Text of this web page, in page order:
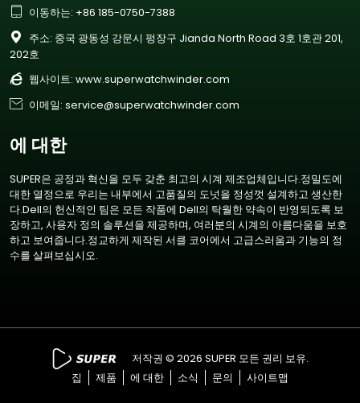
 이동하는: +86 185-0750-7388

주소: 중국 광동성 강문시 펑장구 Jianda North Road 3호 1호관 201,
202호
 웹사이트: www.superwatchwinder.com
 이메일: service@superwatchwinder.com
에 대한
SUPER은 공정과 혁신을 모두 갖춘 최고의 시계 제조업체입니다.정밀도에
대한 열정으로 우리는 내부에서 고품질의 도넛을 정성껏 설계하고 생산한
다.Dell의 헌신적인 팀은 모든 작품에 Dell의 탁월한 약속이 반영되도록 보
장하고, 사용자 정의 솔루션을 제공하며, 여러분의 시계의 아름다움을 보호
하고 보여줍니다.정교하게 제작된 서클 코어에서 고급스러움과 기능의 정
수를 살펴보십시오.
저작권 © 2026 SUPER 모든 권리 보유.
집
제품 에 대한 소식 문의 사이트맵